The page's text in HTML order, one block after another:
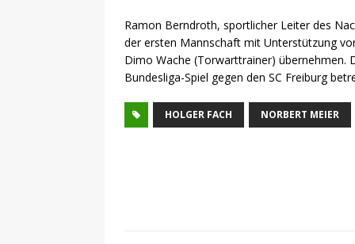
Ramon Berndroth, sportlicher Leiter des
der ersten Mannschaft mit Unterstützung
Dimo Wache (Torwarttrainer)
Bundesliga-Spiel gegen den SC Freiburg
HOLGER FACH NORBERT MEIER